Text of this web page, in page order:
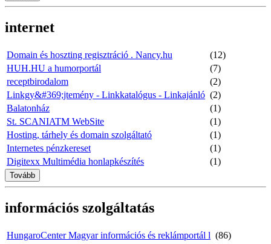
internet
Domain és hoszting regisztráció . Nancy.hu
(12)
HUH.HU a humorportál
(7)
receptbirodalom
(2)
Linkgy&#369;jtemény - Linkkatalógus - Linkajánló (2)
Balatonház
(1)
St. SCANIATM WebSite
(1)
Hosting, tárhely és domain szolgáltató
(1)
Internetes pénzkereset
(1)
Digitexx Multimédia honlapkészítés
(1)
Tovább
információs szolgáltatás
HungaroCenter Magyar információs és reklámportál l (86)